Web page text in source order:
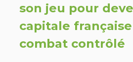
son jeu pour
capitale
combat contrôlé